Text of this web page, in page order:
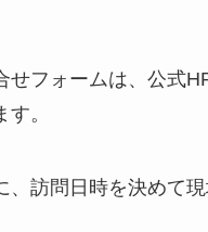
せフォームは、公式
。
、訪問日時を決めて